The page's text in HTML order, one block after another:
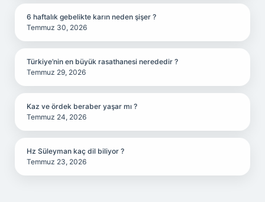
6 haftalık gebelikte karın neden şişer ?
Temmuz 30, 2026
Türkiye’nin en büyük rasathanesi nerededir ?
Temmuz 29, 2026
Kaz ve ördek beraber yaşar mı ?
Temmuz 24, 2026
Hz Süleyman kaç dil biliyor ?
Temmuz 23, 2026